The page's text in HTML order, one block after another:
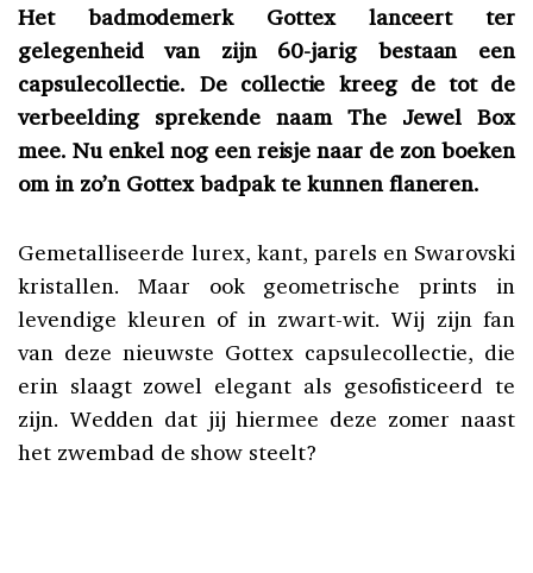
Het badmodemerk Gottex lanceert ter
gelegenheid van zijn 60-jarig bestaan een
capsulecollectie. De collectie kreeg de tot de
verbeelding sprekende naam The Jewel Box
mee. Nu enkel nog een reisje naar de zon boeken
om in zo’n Gottex badpak te kunnen flaneren.
Gemetalliseerde lurex, kant, parels en Swarovski
kristallen. Maar ook geometrische prints in
levendige kleuren of in zwart-wit. Wij zijn fan
van deze nieuwste Gottex capsulecollectie, die
erin slaagt zowel elegant als gesofisticeerd te
zijn. Wedden dat jij hiermee deze zomer naast
het zwembad de show steelt?